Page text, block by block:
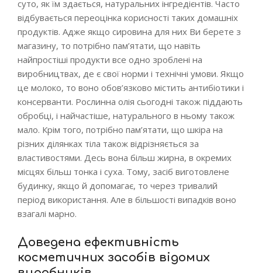
суто, як їм здається, натуральних інгредієнтів. Часто
відбувається переоцінка корисності таких домашніх
продуктів. Адже якщо сировина для них Ви берете з
магазину, то потрібно пам’ятати, що навіть
найпростіші продукти все одно зроблені на
виробництвах, де є свої норми і технічні умови. Якщо
це молоко, то воно обов’язково містить антибіотики і
консерванти. Рослинна олія сьогодні також піддають
обробці, і найчастіше, натурального в ньому також
мало. Крім того, потрібно пам’ятати, що шкіра на
різних ділянках тіла також відрізняється за
властивостями. Десь вона більш жирна, в окремих
місцях більш тонка і суха. Тому, засіб виготовлене
будинку, якщо й допомагає, то через тривалий
період використання. Але в більшості випадків воно
взагалі марно.
Доведена ефективність
косметичних засобів відомих